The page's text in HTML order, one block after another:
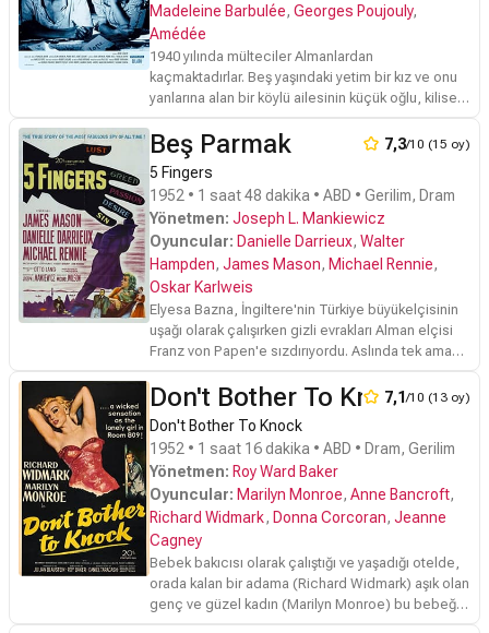
Madeleine Barbulée, Georges Poujouly,
Amédée
1940 yılında mülteciler Almanlardan
kaçmaktadırlar. Beş yaşındaki yetim bir kız ve onu
yanlarına alan bir köylü ailesinin küçük oğlu, kilise
mezarlık yapmaktadırlar. Clément'ın doğrudan ve
basit yaklaşımı ve kayıp çocuklar kampında
keşfedilmiş genç Poujouly'den ve daha sonra
yetişkin olarak sinemaya tekrar dönen Fossey'den
elde ettiği mükemmel bir doğallıktaki oyunculuk,
savaşın çocuklar üzerindeki etkisi hakkında etkili
bir belge ortaya çıkarmıştır...
Beş Parmak 7,3/10 (15 oy)
5 Fingers
1952 • 1 saat 48 dakika • ABD • Gerilim, Dram
Yönetmen: Joseph L. Mankiewicz
Oyuncular: Danielle Darrieux, Walter
Hampden, James Mason, Michael Rennie,
Oskar Karlweis
Elyesa Bazna, İngiltere'nin Türkiye büyükelçisinin
uşağı olarak çalışırken gizli evrakları Alman elçisi
Franz von Papen'e sızdırıyordu. Aslında tek amacı
Don't Bother To Knock
7,1/10 (13 oy)
Don't Bother To Knock
1952 • 1 saat 16 dakika • ABD • Dram, Gerilim
Yönetmen: Roy Ward Baker
Oyuncular: Marilyn Monroe, Anne Bancroft,
Richard Widmark, Donna Corcoran, Jeanne
Cagney
Bebek bakıcısı olarak çalıştığı ve yaşadığı otelde,
orada kalan bir adama (Richard Widmark) aşık olan
genç ve güzel kadın (Marilyn Monroe) bu bebeğin